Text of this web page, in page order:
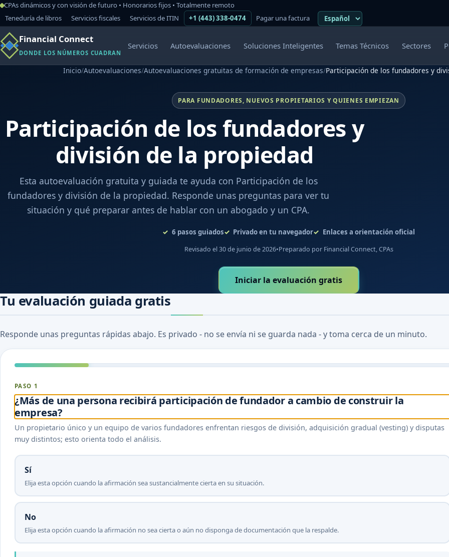
CPAs dinámicos y con visión de futuro • Honorarios fijos • Totalmente remoto
Teneduría de libros
Servicios fiscales Servicios de ITIN +1 (443) 338-0474 Pagar una factura
Financial Connect
DONDE LOS NÚMEROS CUADRAN
Servicios Autoevaluaciones Soluciones Inteligentes Temas Técnicos Sectores
Inicio/Autoevaluaciones/Autoevaluaciones gratuitas de formación de empresas/Participación de los fundadores y
PARA FUNDADORES, NUEVOS PROPIETARIOS Y QUIENES EMPIEZAN
Participación de los fundadores y
división de la propiedad
Esta autoevaluación gratuita y guiada te ayuda con Participación de los
fundadores y división de la propiedad. Responde unas preguntas para ver tu
situación y qué preparar antes de hablar con un abogado y un CPA.
6 pasos guiados Privado en tu navegador Enlaces a orientación oficial
Revisado el 30 de junio de 2026•Preparado por Financial Connect, CPAs
Iniciar la evaluación gratis
Tu evaluación guiada gratis
Responde unas preguntas rápidas abajo. Es privado - no se envía ni se guarda nada - y toma cerca de un minuto.
PASO 1
¿Más de una persona recibirá participación de fundador a cambio de construir la
empresa?
Un propietario único y un equipo de varios fundadores enfrentan riesgos de división, adquisición gradual (vesting) y disputas
muy distintos; esto orienta todo el análisis.
Sí
Elija esta opción cuando la afirmación sea sustancialmente cierta en su situación.
No
Elija esta opción cuando la afirmación no sea cierta o aún no disponga de documentación que la respalde.